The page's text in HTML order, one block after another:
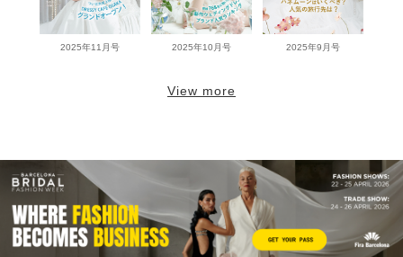
2025年11月号 2025年10月号 2025年9月号
View more